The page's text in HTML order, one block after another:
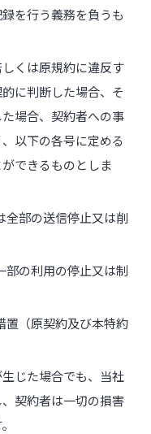
を行う義務を負うも
くは原規約に違反す
に判断した場合、そ
場合、契約者への事
以下の各号に定める
できるものとしま
全部の送信停止又は削
部の利用の停止又は制
置（原契約及び本特約
じた場合でも、当社
契約者は一切の損害